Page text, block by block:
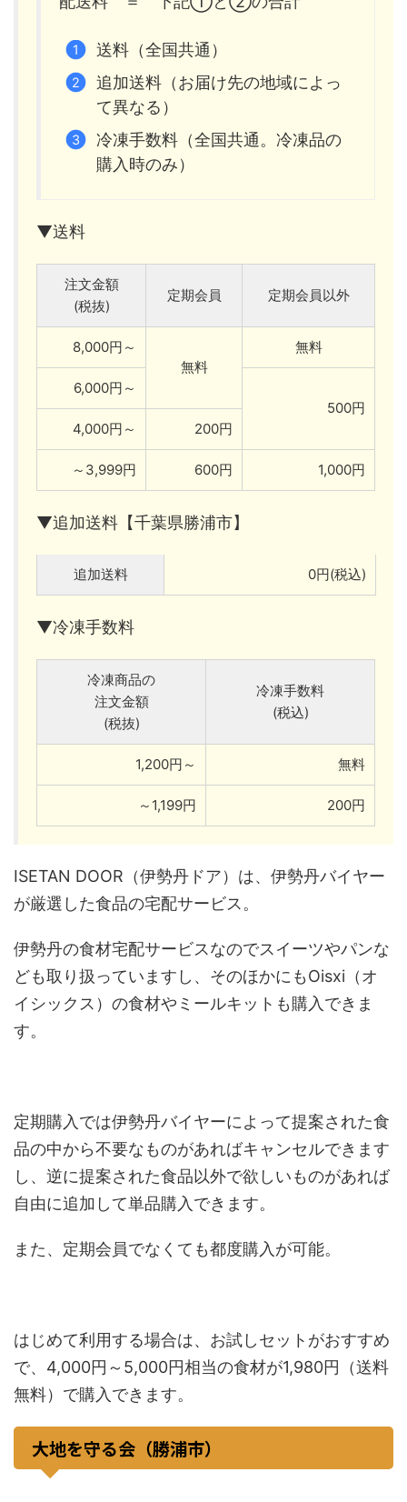
送料（全国共通）
追加送料（お届け先の地域によっ
て異なる）
冷凍手数料（全国共通。冷凍品の
購入時のみ）
▼送料
注文金額
(税抜)
定期会員 定期会員以外
8,000円～
無料
無料
6,000円～
500円
4,000円～
200円
～3,999円 600円 1,000円
▼追加送料【千葉県勝浦市】
追加送料 0円(税込)
▼冷凍手数料
冷凍商品の
注文金額
(税抜)
冷凍手数料
(税込)
1,200円～ 無料
～1,199円 200円
ISETAN DOOR（伊勢丹ドア）は、伊勢丹バイヤー
が厳選した食品の宅配サービス。
伊勢丹の食材宅配サービスなのでスイーツやパンな
ども取り扱っていますし、そのほかにもOisxi（オ
イシックス）の食材やミールキットも購入できま
す。
定期購入では伊勢丹バイヤーによって提案された食
品の中から不要なものがあればキャンセルできます
し、逆に提案された食品以外で欲しいものがあれば
自由に追加して単品購入できます。
また、定期会員でなくても都度購入が可能。
はじめて利用する場合は、お試しセットがおすすめ
で、4,000円～5,000円相当の食材が1,980円（送料
無料）で購入できます。
大地を守る会（勝浦市）